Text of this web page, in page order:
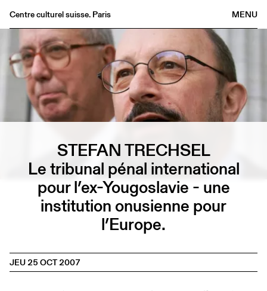
MENU
Centre culturel suisse. Paris
Agenda
Librairie
Buvette
Archives
Médiathèque
EN
STEFAN TRECHSEL
Le tribunal pénal international
pour l’ex-Yougoslavie - une
institution onusienne pour
l’Europe.
JEU 25 OCT 2007